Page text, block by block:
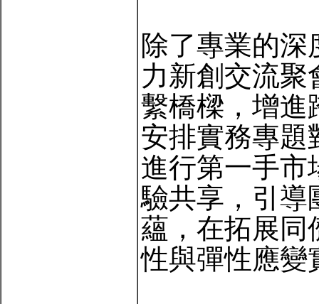
除了專業的
力新創交流聚
繫橋樑，增進
安排實務專題
進行第一手市
驗共享，引導
蘊，在拓展同
性與彈性應變